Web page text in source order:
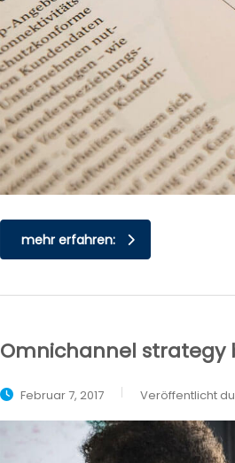
mehr erfahren:
Omnichannel strategy
Februar 7, 2017 Veröffentlicht